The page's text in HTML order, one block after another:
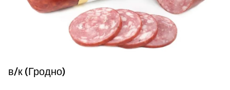
в/к (Гродно)